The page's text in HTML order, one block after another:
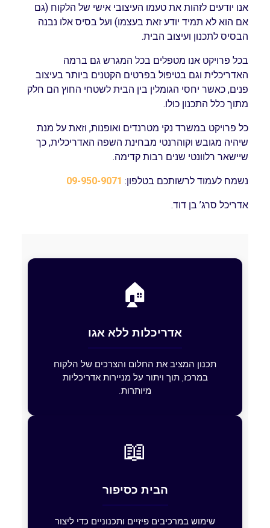
אנו יודעים לזהות את טעמו העיצובי אישי של הלקוח (גם
אם הוא לא תמיד יודע זאת בעצמו) ועל בסיס אלו נבנה
הבסיס לתכנון ועיצוב הבית.
בכל פרויקט אנו מטפלים בכל המגרש גם ברמה
האדריכלית וגם בטיפול בפרטים הקטנים ביותר בעיצוב
פנים, כאשר יחסי הגומלין בין הבית לשטחי החוץ הם חלק
מתוך כלל התכנון כולו.
כל פרויקט במשרד נקי מטרנדים ואופנות, וזאת על מנת
שיהיה מגובש וקוהרנטי מבחינת השפה האדריכלית, כך
שיישאר רלוונטי שנים רבות קדימה.
נשמח לעמוד לרשותכם בטלפון: 09-950-9071
אדריכל סרג’ בן דוד.
🏠
אדריכלות ללא אגו
תכנון המציב את החלום והצרכים של הלקוח
במרכז, תוך ויתור על מניירות אדריכליות
מיותרות.
📖
הבית כסיפור
שימוש במרכיבים פיזיים ותכנוניים כדי ליצור